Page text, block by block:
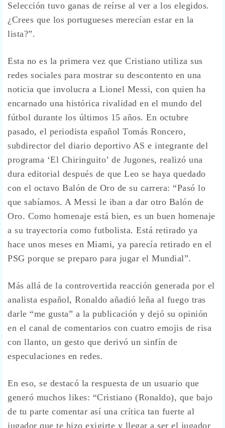
Selección tuvo ganas de reírse al ver a los elegidos.
¿Crees que los portugueses merecían estar en la
lista?”.
Esta no es la primera vez que Cristiano utiliza sus
redes sociales para mostrar su descontento en una
noticia que involucra a Lionel Messi, con quien ha
encarnado una histórica rivalidad en el mundo del
fútbol durante los últimos 15 años. En octubre
pasado, el periodista español Tomás Roncero,
subdirector del diario deportivo AS e integrante del
programa ‘El Chiringuito’ de Jugones, realizó una
dura editorial después de que Leo se haya quedado
con el octavo Balón de Oro de su carrera: “Pasó lo
que sabíamos. A Messi le iban a dar otro Balón de
Oro. Como homenaje está bien, es un buen homenaje
a su trayectoria como futbolista. Está retirado ya
hace unos meses en Miami, ya parecía retirado en el
PSG porque se preparo para jugar el Mundial”.
Más allá de la controvertida reacción generada por el
analista español, Ronaldo añadió leña al fuego tras
darle “me gusta” a la publicación y dejó su opinión
en el canal de comentarios con cuatro emojis de risa
con llanto, un gesto que derivó un sinfín de
especulaciones en redes.
En eso, se destacó la respuesta de un usuario que
generó muchos likes: “Cristiano (Ronaldo), que bajo
de tu parte comentar así una crítica tan fuerte al
jugador que te hizo exigirte y llegar a ser el jugador